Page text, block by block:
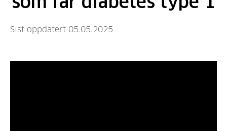
Sist oppdatert 05.05.2025